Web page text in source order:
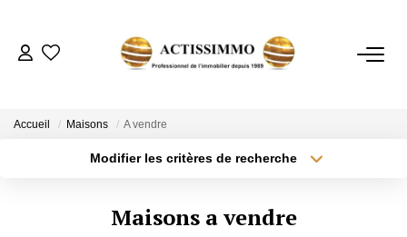
ACHETER
NOTRE AGENCE
Accueil Maisons A vendre
Modifier les critères de recherche
Maisons a vendre